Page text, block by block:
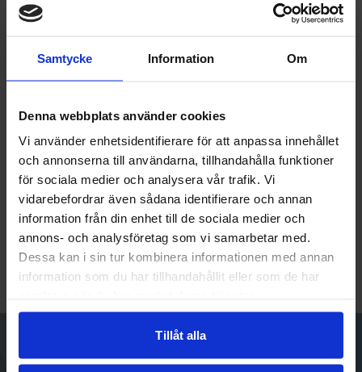
Samtycke Information Om
Denna webbplats använder cookies
Vi använder enhetsidentifierare för att anpassa innehållet
och annonserna till användarna, tillhandahålla funktioner
för sociala medier och analysera vår trafik. Vi
vidarebefordrar även sådana identifierare och annan
information från din enhet till de sociala medier och
annons- och analysföretag som vi samarbetar med.
Dessa kan i sin tur kombinera informationen med annan
information som du har tillhandahållit eller som de har
Tillåt alla
hitta hit
Lilla Fröken Blomster
Volgsjövägen 33 A
912 32 Vilhelmina
Vägbeskrivning